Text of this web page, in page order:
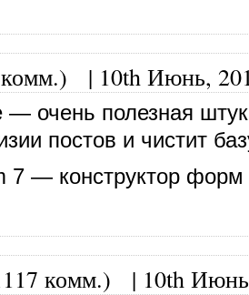
| 10th Июнь,
— очень полезная
постов и чистит
7 — конструктор форм
комм.) | 10th